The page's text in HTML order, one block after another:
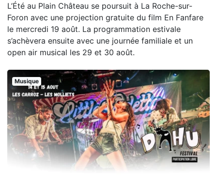
L’Été au Plain Château se poursuit à La Roche-sur-
Foron avec une projection gratuite du film En Fanfare
le mercredi 19 août. La programmation estivale
s’achèvera ensuite avec une journée familiale et un
open air musical les 29 et 30 août.
Musique